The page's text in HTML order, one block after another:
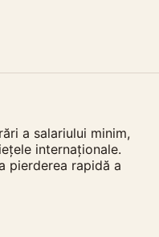
a salariului minim,
internaționale.
pierderea rapidă a